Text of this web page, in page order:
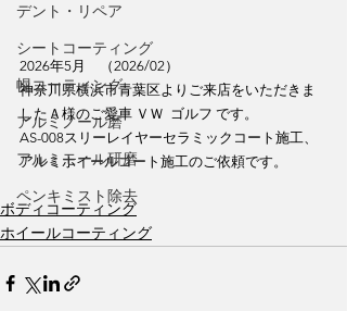
デント・リペア
シートコーティング
幌コーティング
アルミノール磨
アルミモール研磨
ペンキミスト除去
2026年5月　（2026/02）
神奈川県横浜市青葉区よりご来店をいただきま
したＡ様のご愛車 ＶＷ  ゴルフ です。
AS-008スリーレイヤーセラミックコート施工、
アルミホイールコート施工のご依頼です。
ボディコーティング
ホイールコーティング